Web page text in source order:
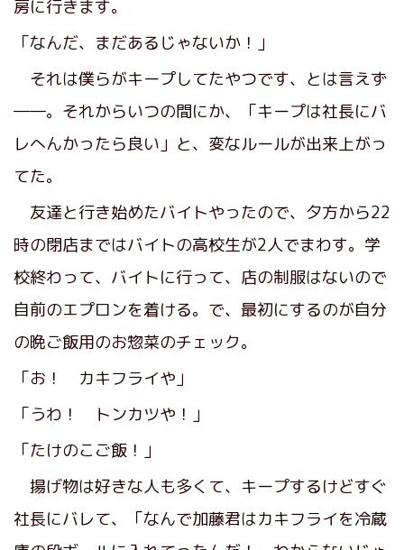
房に行きます。
「なんだ、まだあるじゃないか！」
それは僕らがキープしてたやつです、とは言えず
――。それからいつの間にか、「キープは社長にバ
レへんかったら良い」と、変なルールが出来上がっ
てた。
友達と行き始めたバイトやったので、夕方から22
時の閉店まではバイトの高校生が2人でまわす。学
校終わって、バイトに行って、店の制服はないので
自前のエプロンを着ける。で、最初にするのが自分
の晩ご飯用のお惣菜のチェック。
「お！ カキフライや」
「うわ！ トンカツや！」
「たけのこご飯！」
揚げ物は好きな人も多くて、キープするけどすぐ
社長にバレて、「なんで加藤君はカキフライを冷蔵